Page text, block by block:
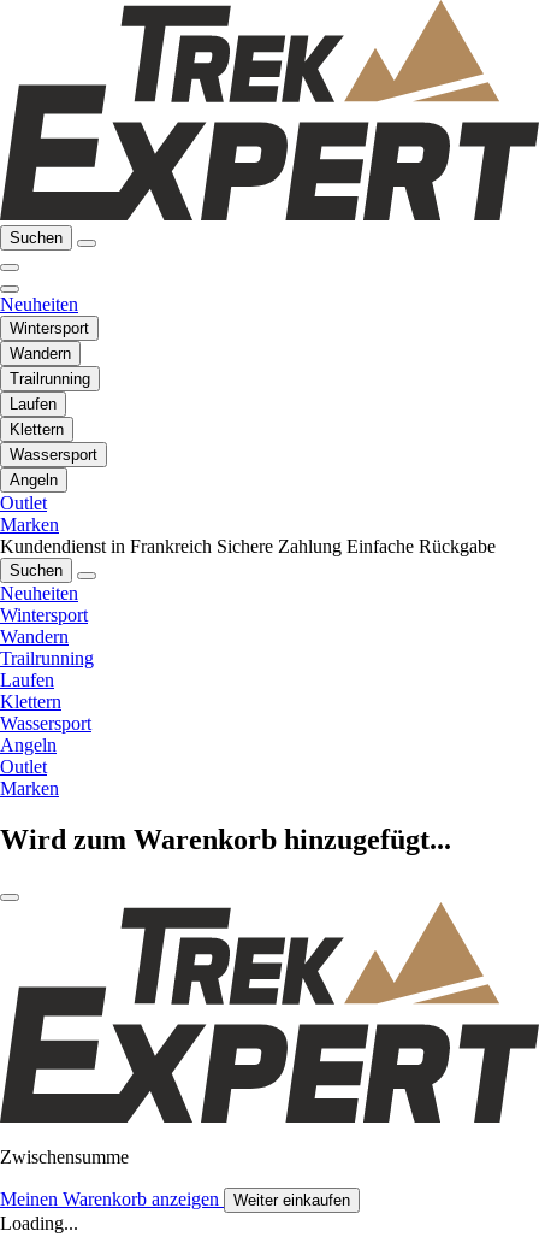
Suchen
Neuheiten
Wintersport
Wandern
Trailrunning
Laufen
Klettern
Wassersport
Angeln
Outlet
Marken
Kundendienst in Frankreich Sichere Zahlung Einfache Rückgabe
Suchen
Neuheiten
Wintersport
Wandern
Trailrunning
Laufen
Klettern
Wassersport
Angeln
Outlet
Marken
Wird zum Warenkorb hinzugefügt...
Zwischensumme
Meinen Warenkorb anzeigen Weiter einkaufen
Loading...